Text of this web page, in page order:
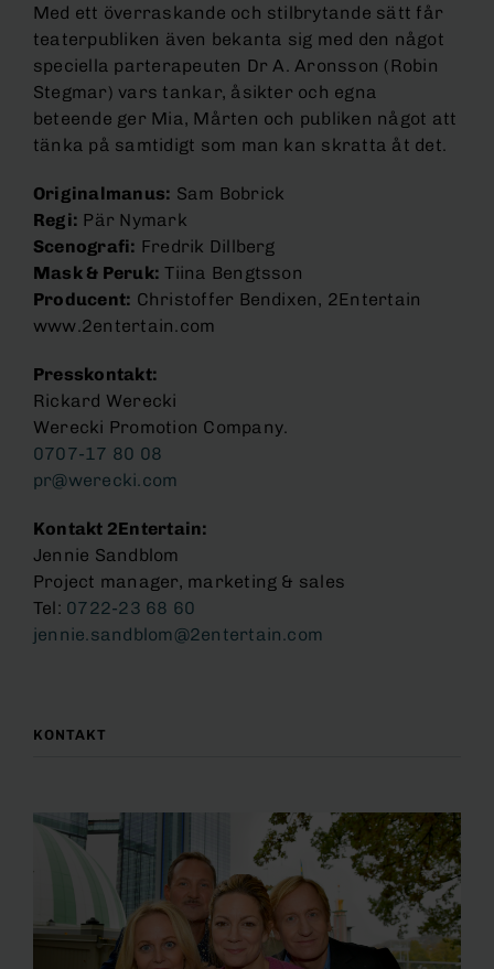
Med ett överraskande och stilbrytande sätt får
teaterpubliken även bekanta sig med den något
speciella parterapeuten Dr A. Aronsson (Robin
Stegmar) vars tankar, åsikter och egna
beteende ger Mia, Mårten och publiken något att
tänka på samtidigt som man kan skratta åt det.
Originalmanus: Sam Bobrick
Regi: Pär Nymark
Scenografi: Fredrik Dillberg
Mask & Peruk: Tiina Bengtsson
Producent: Christoffer Bendixen, 2Entertain
www.2entertain.com
Presskontakt:
Rickard Werecki
Werecki Promotion Company.
0707-17 80 08
pr@werecki.com
Kontakt 2Entertain:
Jennie Sandblom
Project manager, marketing & sales
Tel: 0722-23 68 60
jennie.sandblom@2entertain.com
KONTAKT